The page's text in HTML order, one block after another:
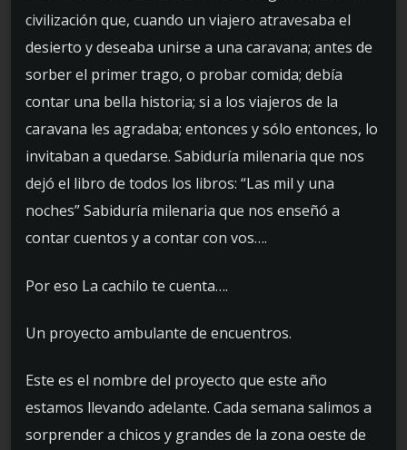
civilización que, cuando un viajero atravesaba el
desierto y deseaba unirse a una caravana; antes de
sorber el primer trago, o probar comida; debía
contar una bella historia; si a los viajeros de la
caravana les agradaba; entonces y sólo entonces, lo
invitaban a quedarse. Sabiduría milenaria que nos
dejó el libro de todos los libros: “Las mil y una
noches” Sabiduría milenaria que nos enseñó a
contar cuentos y a contar con vos….
Por eso La cachilo te cuenta….
Un proyecto ambulante de encuentros.
Este es el nombre del proyecto que este año
estamos llevando adelante. Cada semana salimos a
sorprender a chicos y grandes de la zona oeste de